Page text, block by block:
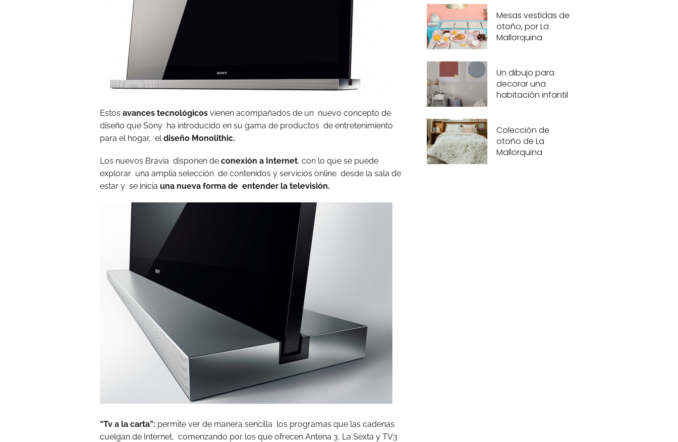
Estos avances tecnológicos vienen acompañados de un nuevo concepto de
diseño que Sony ha introducido en su gama de productos de entretenimiento
para el hogar, eldiseño Monolithic.
Los nuevos Bravia disponen de conexión a Internet, con lo que se puede
explorar una amplia selección de contenidos y servicios online desde la sala de
estar y se inicia una nueva forma de entender la televisión.
“Tv a la carta”: permite ver de manera sencilla los programas que las cadenas
cuelgan de Internet, comenzando por los que ofrecen Antena 3, La Sexta y TV3
Mesas vestidas de
otoño, por La
Mallorquina
Un dibujo para
decorar una
habitación infantil
Colección de
otoño de La
Mallorquina